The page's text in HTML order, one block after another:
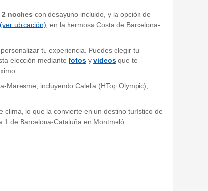
2 noches con desayuno incluido, y la opción de
ubicación) , en la hermosa Costa de Barcelona-
tu experiencia. Puedes elegir tu
elección mediante fotos y videos que te
incluyendo Calella (HTop Olympic),
clima, lo que la convierte en un destino turístico de
de Barcelona-Cataluña en Montmeló.